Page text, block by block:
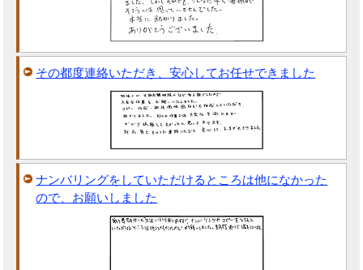
その都度連絡いただき、安心してお任せできました
ナンバリングをしていただけるところは他になかった
ので、お願いしました